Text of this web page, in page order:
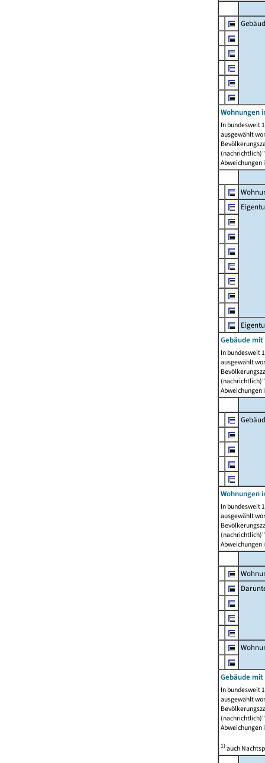
Wohnungen
In bundesweit
ausgewählt
Abweichungen
Gebäude
In bundesweit
ausgewählt
Abweichungen
Wohnungen
In bundesweit
ausgewählt
Abweichungen
Gebäude
In bundesweit
ausgewählt
Abweichungen
1)auch